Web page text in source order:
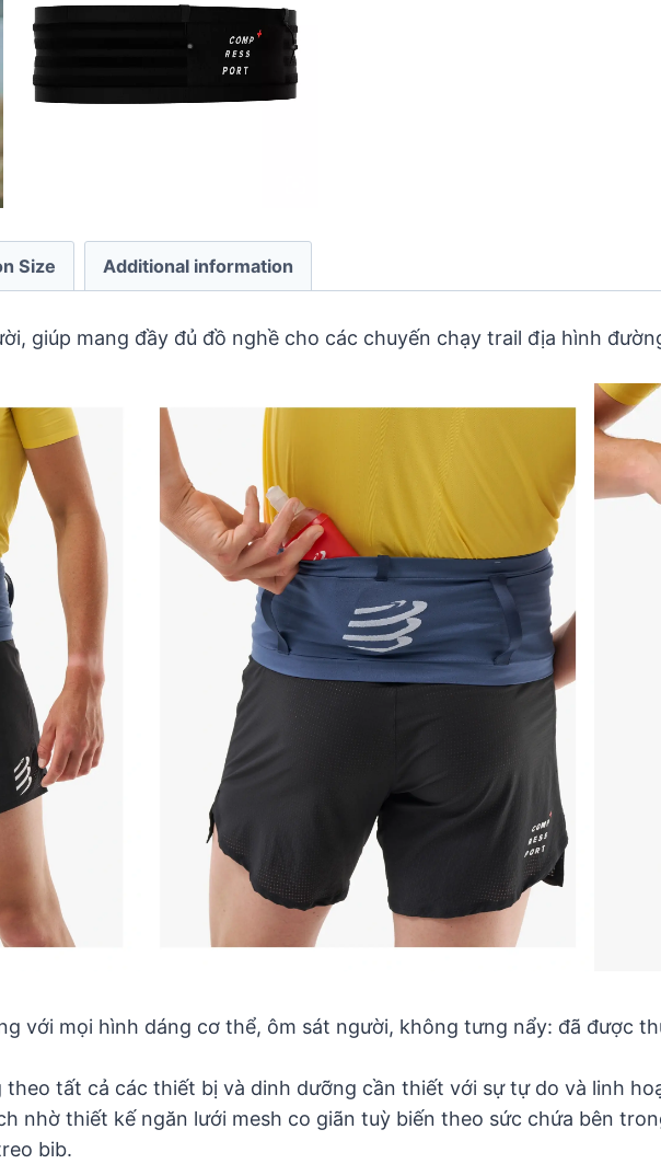
Size Additional information
giúp mang đầy đủ đồ nghề cho các chuyến chạy trail địa hình
với mọi hình dáng cơ thể, ôm sát người, không tưng nẩy: đã được
theo tất cả các thiết bị và dinh dưỡng cần thiết với sự tự do và linh
nhờ thiết kế ngăn lưới mesh co giãn tuỳ biến theo sức chứa bên
bib.